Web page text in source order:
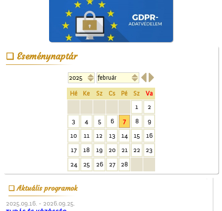
Eseménynaptár

Hé Ke Sz Cs Pé Sz
Va
1
2
3
4 5 6 7 8
9
10
11 12 13 14 15
16
17
18 19 20 21 22
23
24
25 26 27 28
Aktuális programok
2025.09.16. - 2026.09.25.
A ceglédi tanyasi
tanítókról
Képeslapok, képeslapok,
képeslapok…